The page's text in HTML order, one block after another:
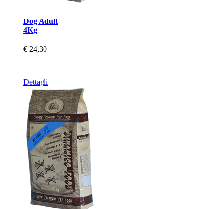
Dog Adult
4Kg
€ 24,30
Dettagli